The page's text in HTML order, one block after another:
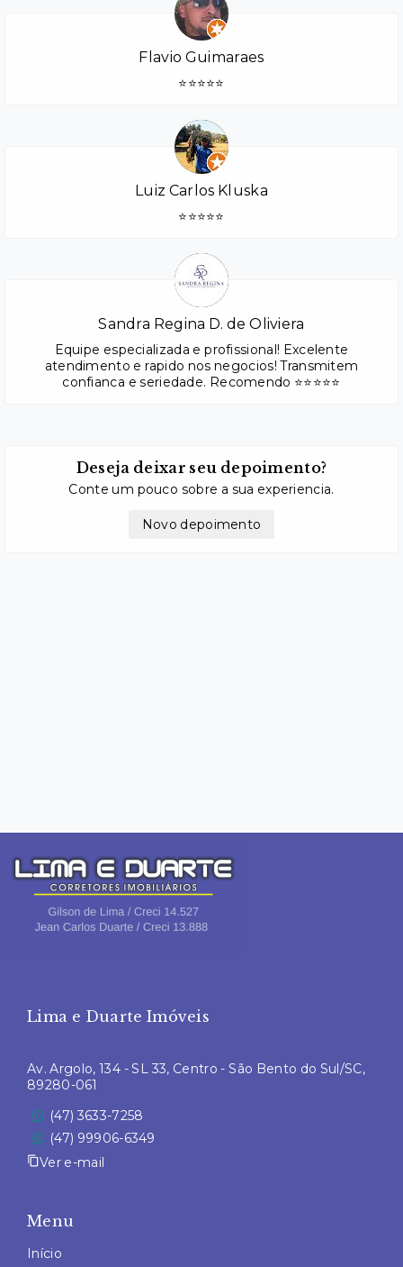
Flavio Guimaraes
⭐⭐⭐⭐⭐
Luiz Carlos Kluska
⭐⭐⭐⭐⭐
Sandra Regina D. de Oliviera
Equipe especializada e profissional! Excelente
atendimento e rapido nos negocios! Transmitem
confianca e seriedade. Recomendo ⭐⭐⭐⭐⭐
Deseja deixar seu depoimento?
Conte um pouco sobre a sua experiencia.
Novo depoimento
Lima e Duarte Imóveis
Av. Argolo, 134 - SL 33, Centro - São Bento do Sul/SC,
89280-061
(47) 3633-7258
(47) 99906-6349
Ver e-mail
Menu
Início